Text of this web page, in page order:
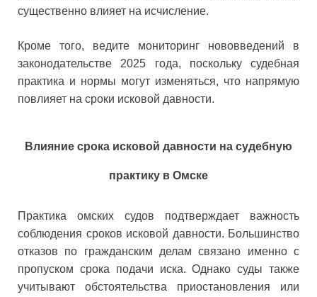
существенно влияет на исчисление.
Кроме того, ведите мониторинг нововведений в
законодательстве 2025 года, поскольку судебная
практика и нормы могут изменяться, что напрямую
повлияет на сроки исковой давности.
Влияние срока исковой давности на судебную
практику в Омске
Практика омских судов подтверждает важность
соблюдения сроков исковой давности. Большинство
отказов по гражданским делам связано именно с
пропуском срока подачи иска. Однако суды также
учитывают обстоятельства приостановления или